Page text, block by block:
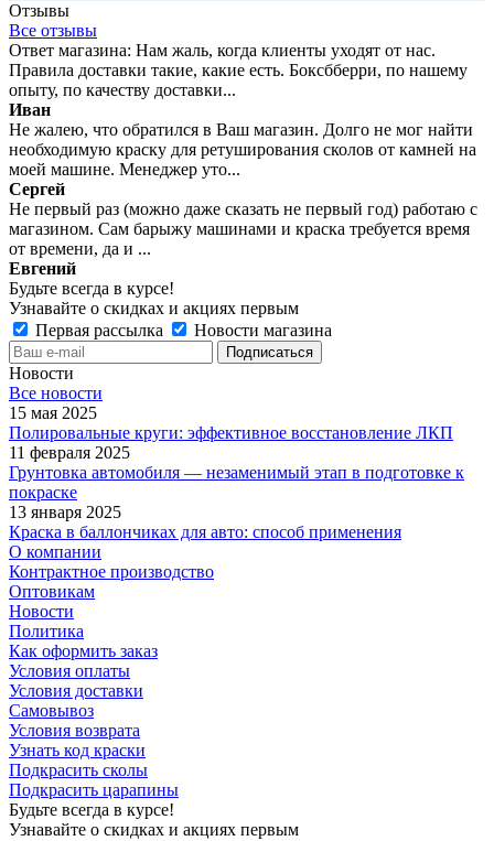
Отзывы
Все отзывы
Ответ магазина: Нам жаль, когда клиенты уходят от нас.
Правила доставки такие, какие есть. Боксбберри, по нашему
опыту, по качеству доставки...
Иван
Не жалею, что обратился в Ваш магазин. Долго не мог найти
необходимую краску для ретуширования сколов от камней на
моей машине. Менеджер уто...
Сергей
Не первый раз (можно даже сказать не первый год) работаю с
магазином. Сам барыжу машинами и краска требуется время
от времени, да и ...
Евгений
Будьте всегда в курсе!
Узнавайте о скидках и акциях первым
Первая рассылка
Новости магазина
Новости
Все новости
15 мая 2025
Полировальные круги: эффективное восстановление ЛКП
11 февраля 2025
Грунтовка автомобиля — незаменимый этап в подготовке к
покраске
13 января 2025
Краска в баллончиках для авто: способ применения
О компании
Контрактное производство
Оптовикам
Новости
Политика
Как оформить заказ
Условия оплаты
Условия доставки
Самовывоз
Условия возврата
Узнать код краски
Подкрасить сколы
Подкрасить царапины
Будьте всегда в курсе!
Узнавайте о скидках и акциях первым